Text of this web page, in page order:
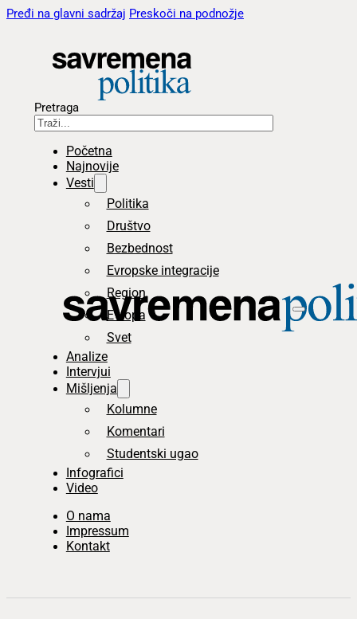
Pređi na glavni sadržaj Preskoči na podnožje
Pretraga
Početna
Najnovije
Vesti
Politika
Društvo
Bezbednost
Evropske integracije
Region
Evropa
Svet
Analize
Intervjui
Mišljenja
Kolumne
Komentari
Studentski ugao
Infografici
Video
O nama
Impressum
Kontakt